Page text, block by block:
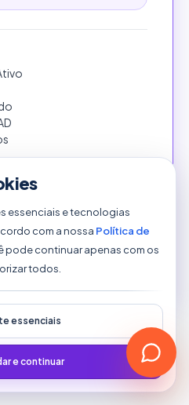
dias grátis
para testar. Dúvidas?
essenciais e tecnologias
com a nossa Política de
pode continuar apenas com os
todos.
essenciais
e continuar